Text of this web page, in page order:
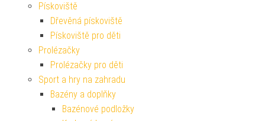
Pískoviště
Dřevěná pískoviště
Pískoviště pro děti
Prolézačky
Prolézačky pro děti
Sport a hry na zahradu
Bazény a doplňky
Bazénové podložky